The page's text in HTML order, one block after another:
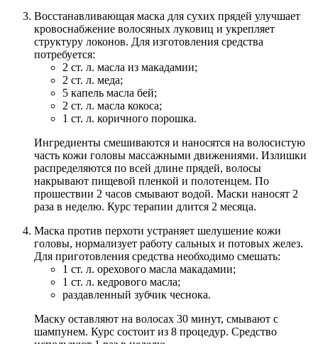
Восстанавливающая маска для сухих прядей улучшает
кровоснабжение волосяных луковиц и укрепляет
структуру локонов. Для изготовления средства
потребуется:
2 ст. л. масла из макадамии;
2 ст. л. меда;
5 капель масла бей;
2 ст. л. масла кокоса;
1 ст. л. коричного порошка.
Ингредиенты смешиваются и наносятся на волосистую
часть кожи головы массажными движениями. Излишки
распределяются по всей длине прядей, волосы
накрывают пищевой пленкой и полотенцем. По
прошествии 2 часов смывают водой. Маски наносят 2
раза в неделю. Курс терапии длится 2 месяца.
Маска против перхоти устраняет шелушение кожи
головы, нормализует работу сальных и потовых желез.
Для приготовления средства необходимо смешать:
1 ст. л. орехового масла макадамии;
1 ст. л. кедрового масла;
раздавленный зубчик чеснока.
Маску оставляют на волосах 30 минут, смывают с
шампунем. Курс состоит из 8 процедур. Средство